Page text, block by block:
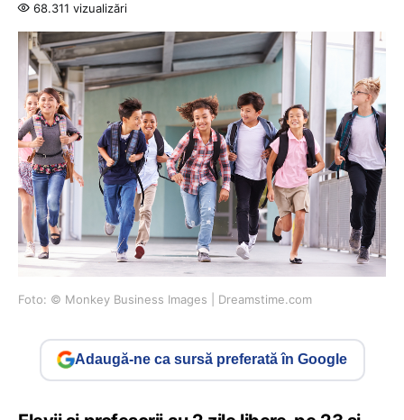
68.311 vizualizări
Foto: © Monkey Business Images | Dreamstime.com
Adaugă-ne ca sursă preferată în Google